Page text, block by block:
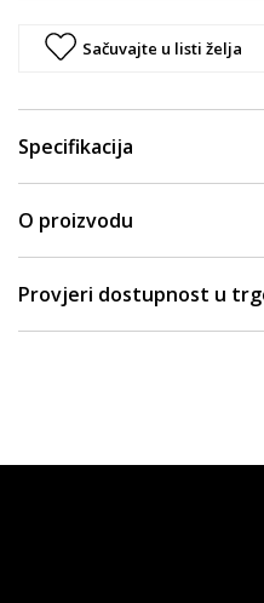
Sačuvajte u listi želja
Specifikacija
O proizvodu
Provjeri dostupnost u